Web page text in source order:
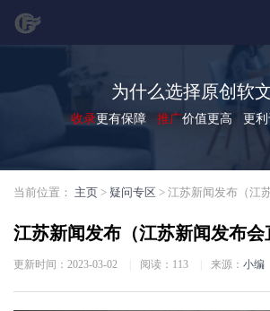
为什么选择原创软
收录更有保障 推广价值更高 更利
当前位置： 主页 > 疑问专区 > 江苏新闻发布（江苏
江苏新闻发布（江苏新闻发布会
更新时间：2023-03-02 阅读： 113 来源： 小编